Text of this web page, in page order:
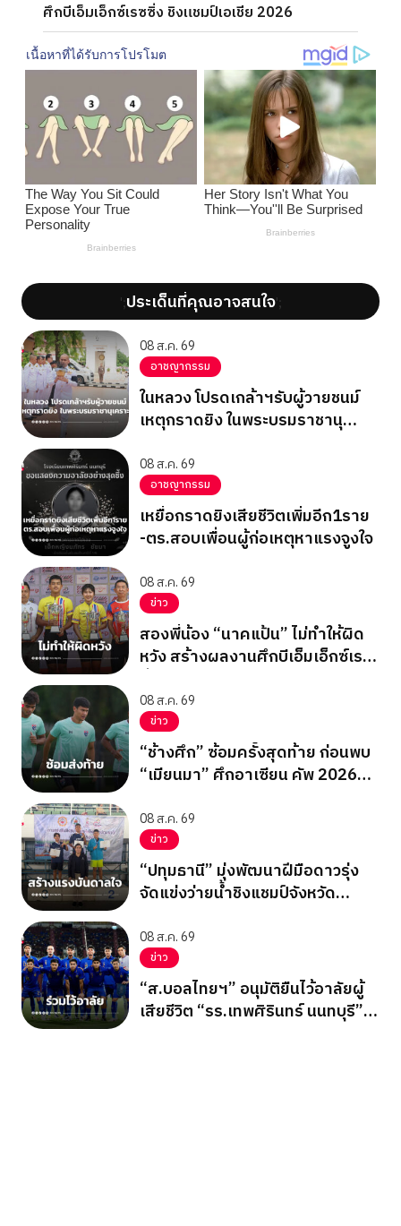
ศึกบีเอ็มเอ็กซ์เรซซิ่ง ชิงแชมป์เอเชีย 2026
';ประเด็นที่คุณอาจสนใจ';
08 ส.ค. 69
อาชญากรรม
ในหลวง โปรดเกล้าฯรับผู้วายชนม์
เหตุกราดยิง ในพระบรมราชานุ
08 ส.ค. 69
อาชญากรรม
เหยื่อกราดยิงเสียชีวิตเพิ่มอีก1ราย
-ตร.สอบเพื่อนผู้ก่อเหตุหาแรงจูงใจ
08 ส.ค. 69
ข่าว
สองพี่น้อง “นาคแป้น” ไม่ทำให้ผิด
หวัง สร้างผลงานศึกบีเอ็มเอ็กซ์เรซ
08 ส.ค. 69
ข่าว
“ช้างศึก” ซ้อมครั้งสุดท้าย ก่อนพบ
“เมียนมา” ศึกอาเซียน คัพ 2026
08 ส.ค. 69
ข่าว
“ปทุมธานี” มุ่งพัฒนาฝีมือดาวรุ่ง
จัดแข่งว่ายน้ำชิงแชมป์จังหวัด
08 ส.ค. 69
ข่าว
“ส.บอลไทยฯ” อนุมัติยืนไว้อาลัยผู้
เสียชีวิต “รร.เทพศิรินทร์ นนทบุรี”